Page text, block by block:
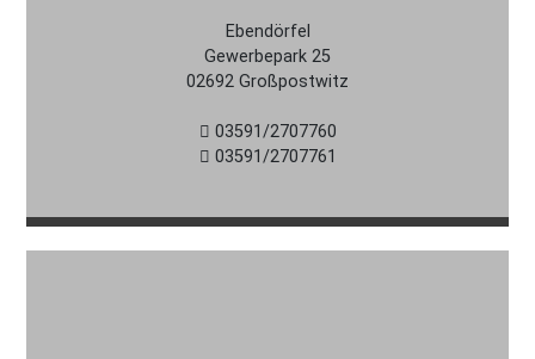
Ebendörfel
Gewerbepark 25
02692 Großpostwitz
03591/2707760
03591/2707761